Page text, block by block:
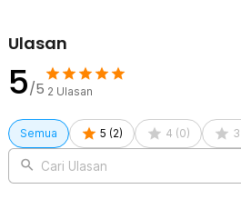
Ulasan
5/5 2 Ulasan
Semua 5 (2) 4 (0) 3
Cari Ulasan